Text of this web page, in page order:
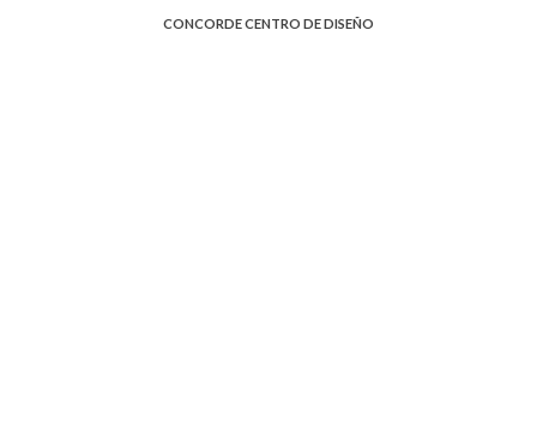
CONCORDE CENTRO DE DISEÑO